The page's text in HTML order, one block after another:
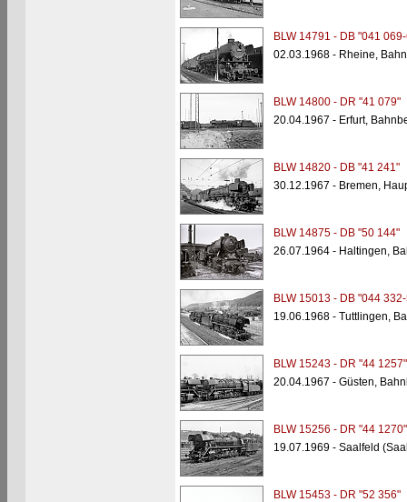
BLW 14791 - DB "041
02.03.1968 - Rheine,
BLW 14800 - DR "41 079"
20.04.1967 - Erfurt,
BLW 14820 - DB "41 241"
30.12.1967 - Bremen,
BLW 14875 - DB "50 144"
26.07.1964 - Haltingen,
BLW 15013 - DB "044
19.06.1968 - Tuttlingen,
BLW 15243 - DR "44 1257"
20.04.1967 - Güsten,
BLW 15256 - DR "44 1270"
19.07.1969 - Saalfeld
BLW 15453 - DR "52 356"